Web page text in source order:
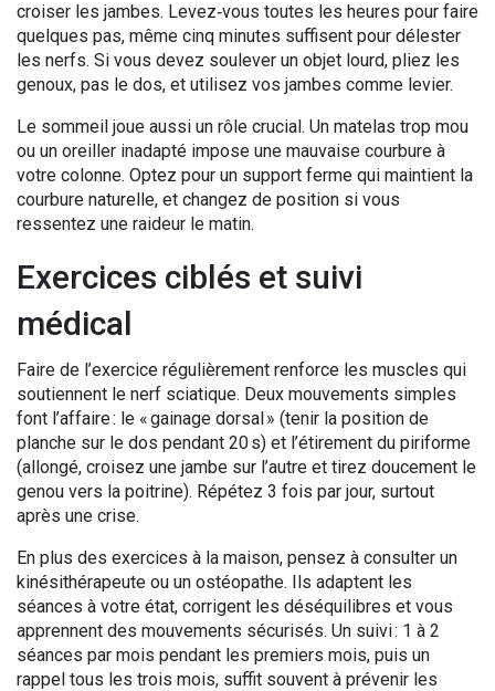
croiser les jambes. Levez‑vous toutes les heures pour faire
quelques pas, même cinq minutes suffisent pour délester
les nerfs. Si vous devez soulever un objet lourd, pliez les
genoux, pas le dos, et utilisez vos jambes comme levier.
Le sommeil joue aussi un rôle crucial. Un matelas trop mou
ou un oreiller inadapté impose une mauvaise courbure à
votre colonne. Optez pour un support ferme qui maintient la
courbure naturelle, et changez de position si vous
ressentez une raideur le matin.
Exercices ciblés et suivi
médical
Faire de l’exercice régulièrement renforce les muscles qui
soutiennent le nerf sciatique. Deux mouvements simples
font l’affaire : le « gainage dorsal » (tenir la position de
planche sur le dos pendant 20 s) et l’étirement du piriforme
(allongé, croisez une jambe sur l’autre et tirez doucement le
genou vers la poitrine). Répétez 3 fois par jour, surtout
après une crise.
En plus des exercices à la maison, pensez à consulter un
kinésithérapeute ou un ostéopathe. Ils adaptent les
séances à votre état, corrigent les déséquilibres et vous
apprennent des mouvements sécurisés. Un suivi : 1 à 2
séances par mois pendant les premiers mois, puis un
rappel tous les trois mois, suffit souvent à prévenir les